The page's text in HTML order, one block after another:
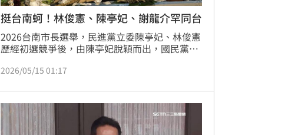
挺台南蚵！林俊憲、陳亭妃、謝龍介罕同台
2026台南市長選舉，民進黨立委陳亭妃、林俊憲
歷經初選競爭後，由陳亭妃脫穎而出，國民黨則
初選或是大選對手，分屬藍綠陣營的三人今
廣行銷活動」，展現不分黨派共同力挺國產牡蠣
產業發展的力量。
2026/05/15 01:17